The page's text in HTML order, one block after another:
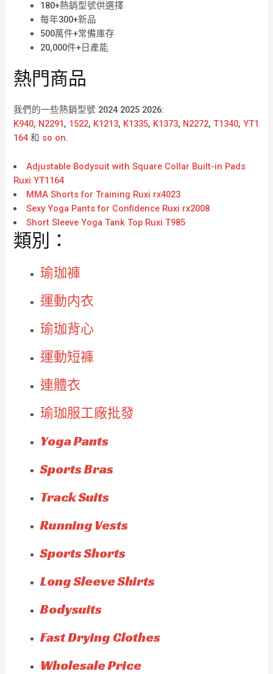
180+熱銷型號供選擇
每年300+新品
500萬件+常備庫存
20,000件+日產能
熱門商品
我們的一些熱銷型號 2024 2025 2026:
K940, N2291 , 1522, K1213, K1335, K1373, N2272,T1340,YT1
164 和 so on.
Adjustable Bodysuit with Square Collar Built-in Pads
Ruxi YT1164
MMA Shorts for Training Ruxi rx4023
Sexy Yoga Pants for Confidence Ruxi rx2008
Short Sleeve Yoga Tank Top Ruxi T985
類別：
瑜珈褲
運動内衣
瑜珈背心
運動短褲
連體衣
瑜珈服工廠批發
Yoga Pants
Sports Bras
Track Suits
Running Vests
Sports Shorts
Long Sleeve Shirts
Bodysuits
Fast Drying Clothes
Wholesale Price